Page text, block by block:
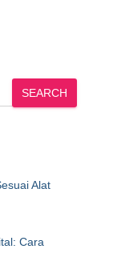
SEARCH
Alat
Cara